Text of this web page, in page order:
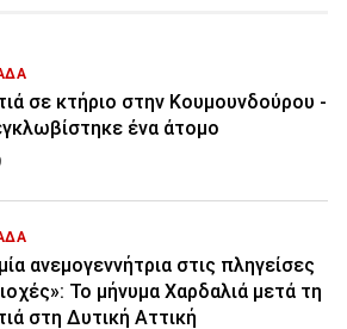
σε κτήριο στην Κουμουνδούρου -
ένα άτομο
ανεμογεννήτρια στις πληγείσες
Το μήνυμα Χαρδαλιά μετά τη
στη Δυτική Αττική